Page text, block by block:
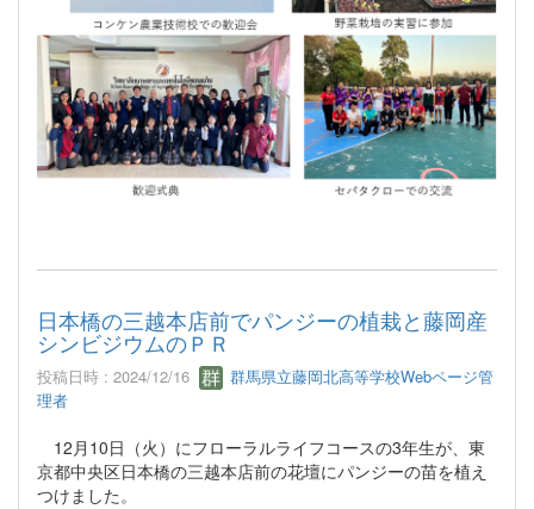
日本橋の三越本店前でパンジーの植栽と藤岡産
シンビジウムのＰＲ
投稿日時 : 2024/12/16
群馬県立藤岡北高等学校Webページ管
理者
12月10日（火）にフローラルライフコースの3年生が、東
京都中央区日本橋の三越本店前の花壇にパンジーの苗を植え
つけました。